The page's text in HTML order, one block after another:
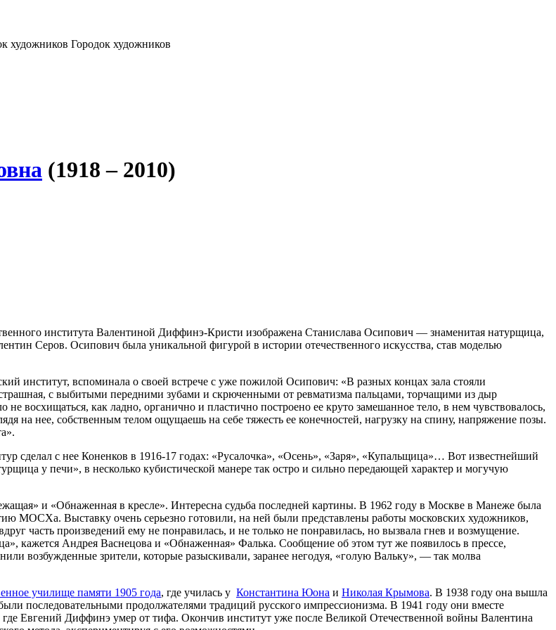
Городок художников
(1918 – 2010)
института Валентиной Диффинэ-Кристи изображена Станислава Осипович — знаменитая натурщица,
Серов. Осипович была уникальной фигурой в истории отечественного искусства, став моделью
институт, вспоминала о своей встрече с уже пожилой Осипович: «В разных концах зала стояли
с выбитыми передними зубами и скрюченными от ревматизма пальцами, торчащими из дыр
восхищаться, как ладно, органично и пластично построено ее круто замешанное тело, в нем чувствовалось,
на нее, собственным телом ощущаешь на себе тяжесть ее конечностей, нагрузку на спину, напряжение позы.
сделал с нее Коненков в 1916-17 годах: «Русалочка», «Осень», «Заря», «Купальщица»… Вот известнейший
у печи», в несколько кубистической манере так остро и сильно передающей характер и могучую
и «Обнаженная в кресле». Интересна судьба последней картины. В 1962 году в Москве в Манеже была
МОСХа. Выставку очень серьезно готовили, на ней были представлены работы московских художников,
часть произведений ему не понравилась, и не только не понравилась, но вызвала гнев и возмущение.
кажется Андрея Васнецова и «Обнаженная» Фалька. Сообщение об этом тут же появилось в прессе,
возбужденные зрители, которые разыскивали, заранее негодуя, «голую Вальку», — так молва
училище памяти 1905 года, где училась у Константина Юона и Николая Крымова. В 1938 году она вышла
последовательными продолжателями традиций русского импрессионизма. В 1941 году они вместе
Евгений Диффинэ умер от тифа. Окончив институт уже после Великой Отечественной войны Валентина